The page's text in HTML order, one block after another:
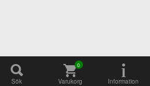
Öppettider
Sök Varukorg Information